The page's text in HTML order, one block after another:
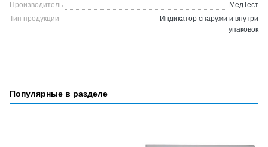
Производитель
МедТест
Тип продукции
Индикатор снаружи и внутри
упаковок
Популярные в разделе